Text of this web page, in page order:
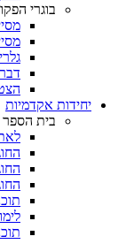
בוגרי
יחידות אקדמיות
בית הספר